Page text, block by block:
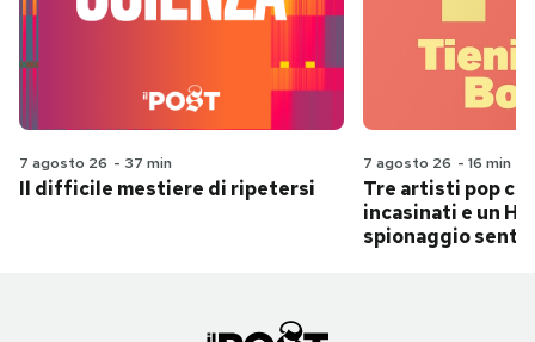
7 agosto 26 - 37 min
Il difficile mestiere di ripetersi
7 agosto 26 - 16 min
Tre artisti pop
incasinati e un
spionaggio